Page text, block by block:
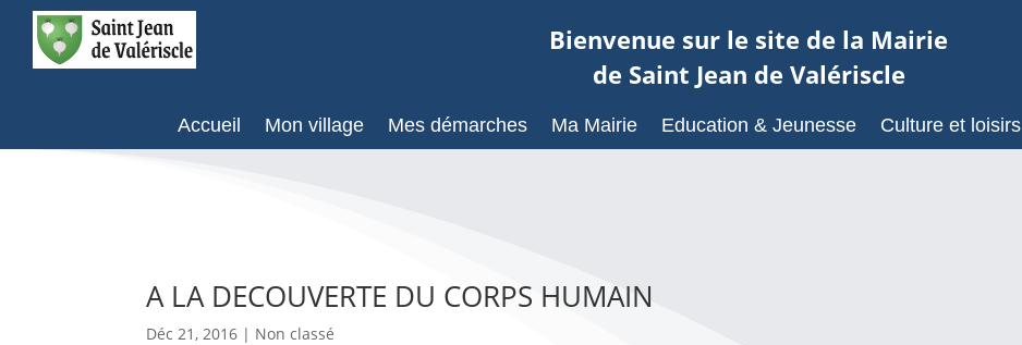
Bienvenue sur le site de la Mairie
de Saint Jean de Valériscle
Accueil Mon village Mes démarches Ma Mairie Education & Jeunesse Culture et loisirs
A LA DECOUVERTE DU CORPS HUMAIN
Déc 21, 2016 | Non classé